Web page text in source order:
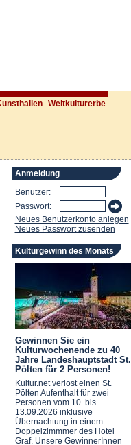
Weltkulturerbe
Anmeldung
Benutzer:
Passwort:
Neues Benutzerkonto anlegen
Neues Passwort zusenden
Kulturgewinn des Monats
Gewinnen Sie ein
Kulturwochenende zu 40
Jahre Landeshauptstadt St.
Pölten für 2 Personen!
Kultur.net verlost einen St.
Pölten Aufenthalt für zwei
Personen vom 10. bis
13.09.2026 inklusive
Übernachtung in einem
Doppelzimmmer des Hotel
Graf. Unsere GewinnerInnen